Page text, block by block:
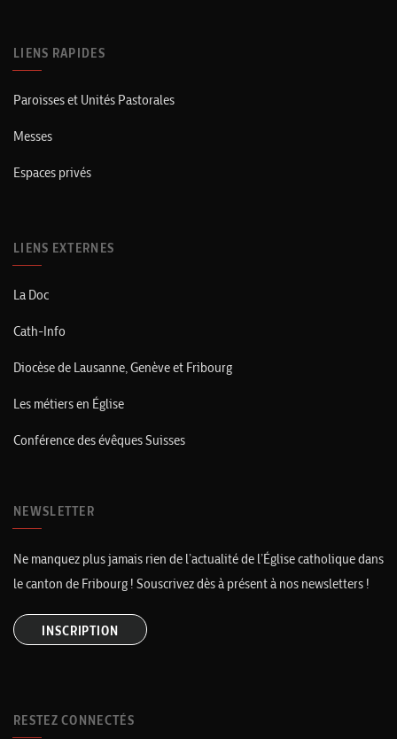
LIENS RAPIDES
Paroisses et Unités Pastorales
Messes
Espaces privés
LIENS EXTERNES
La Doc
Cath-Info
Diocèse de Lausanne, Genève et Fribourg
Les métiers en Église
Conférence des évêques Suisses
NEWSLETTER
Ne manquez plus jamais rien de l’actualité de l’Église catholique dans
le canton de Fribourg ! Souscrivez dès à présent à nos newsletters !
INSCRIPTION
RESTEZ CONNECTÉS